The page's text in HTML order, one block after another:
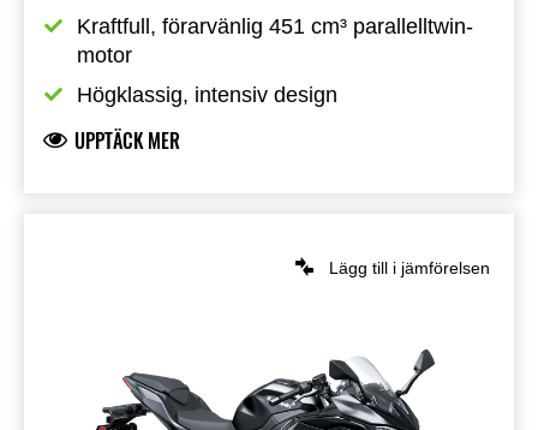
Kraftfull, förarvänlig 451 cm³ parallelltwin-
motor
Högklassig, intensiv design
UPPTÄCK MER
Lägg till i jämförelsen